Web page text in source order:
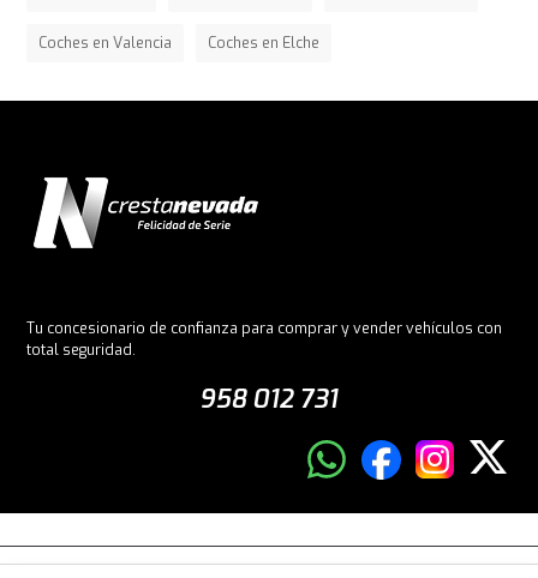
Coches en Valencia Coches en Elche
Tu concesionario de confianza para comprar y vender vehículos con
total seguridad.
958 012 731